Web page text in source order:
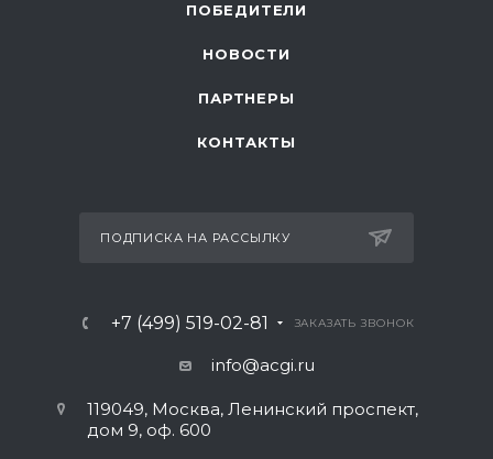
ПОБЕДИТЕЛИ
НОВОСТИ
ПАРТНЕРЫ
КОНТАКТЫ
ПОДПИСКА НА РАССЫЛКУ
+7 (499) 519-02-81 ЗАКАЗАТЬ ЗВОНОК
info@acgi.ru
119049, Москва, Ленинский проспект,
дом 9, оф. 600